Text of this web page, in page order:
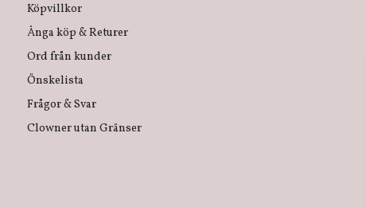
Köpvillkor
Ånga köp & Returer
Ord från kunder
Önskelista
Frågor & Svar
Clowner utan Gränser